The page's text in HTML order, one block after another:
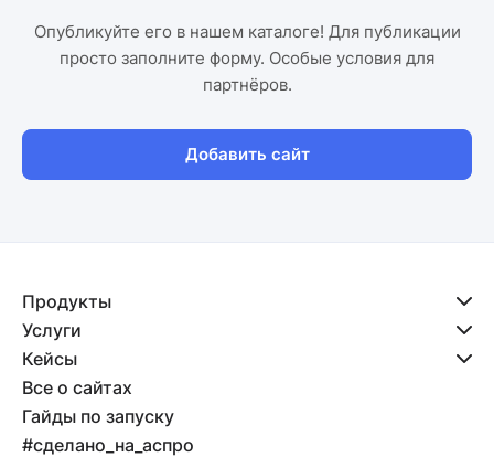
Опубликуйте его в нашем каталоге! Для публикации
просто заполните форму. Особые условия для
партнёров.
Добавить сайт
Продукты
Услуги
Кейсы
Все о сайтах
Гайды по запуску
#сделано_на_аспро